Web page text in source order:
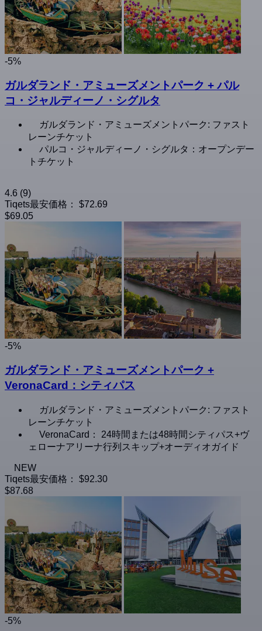
-5%
ガルダランド・アミューズメントパーク + パル
コ・ジャルディーノ・シグルタ
ガルダランド・アミューズメントパーク: ファスト
レーンチケット
パルコ・ジャルディーノ・シグルタ：オープンデー
トチケット
4.6 (9)
Tiqets最安価格：
$72.69
$69.05
-5%
ガルダランド・アミューズメントパーク +
VeronaCard：シティパス
ガルダランド・アミューズメントパーク: ファスト
レーンチケット
VeronaCard： 24時間または48時間シティパス+ヴ
ェローナアリーナ行列スキップ+オーディオガイド
NEW
Tiqets最安価格：
$92.30
$87.68
-5%